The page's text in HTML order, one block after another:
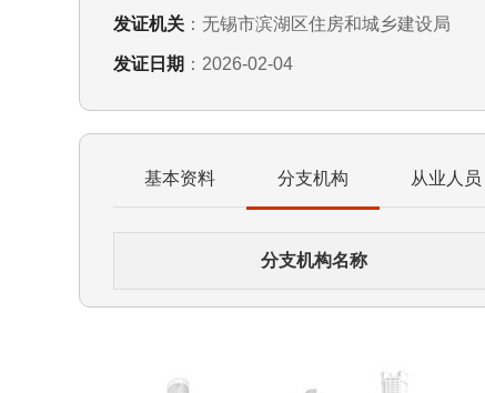
发证机关 ：无锡市滨湖区住房和城乡建设局
发证日期 ：2026-02-04
基本资料 分支机构 从业人员
分支机构名称